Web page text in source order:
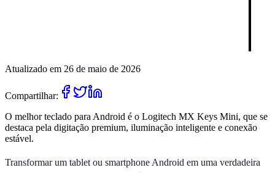
Atualizado em 26 de maio de 2026
Compartilhar:
O melhor teclado para Android é o Logitech MX Keys Mini, que se
destaca pela digitação premium, iluminação inteligente e conexão
estável.
Transformar um tablet ou smartphone Android em uma verdadeira